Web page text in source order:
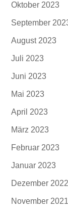
Oktober 2023
September
August 2023
Juli 2023
Juni 2023
Mai 2023
April 2023
März 2023
Februar 2023
Januar 2023
Dezember 2022
November 2021